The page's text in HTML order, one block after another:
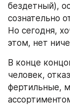
бездетный),
сознательно
Но сегодня,
этом, нет
В конце
человек,
фертильные,